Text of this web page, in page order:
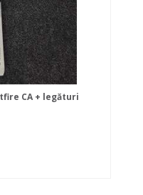
CA + legături